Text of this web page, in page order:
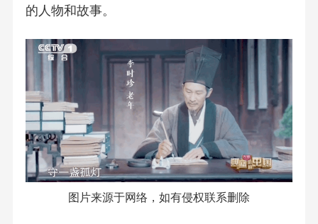
的人物和故事。
图片来源于网络，如有侵权联系删除